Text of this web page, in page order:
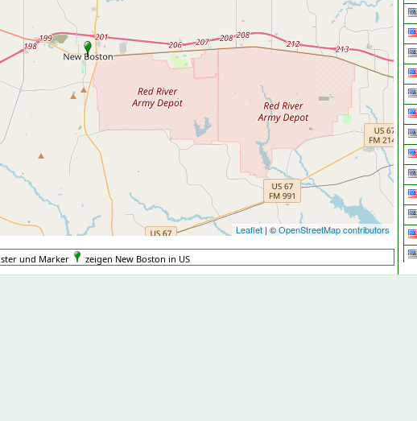
Leaflet | ©OpenStreetMap contributors
und Marker zeigen New Boston in US